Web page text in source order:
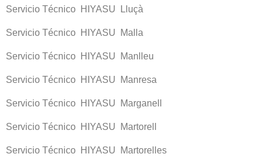
Servicio Técnico HIYASU Lluçà
Servicio Técnico HIYASU Malla
Servicio Técnico HIYASU Manlleu
Servicio Técnico HIYASU Manresa
Servicio Técnico HIYASU Marganell
Servicio Técnico HIYASU Martorell
Servicio Técnico HIYASU Martorelles